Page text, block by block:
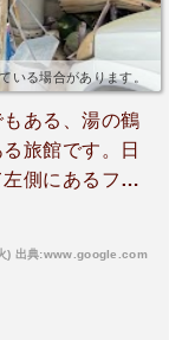
いる場合があります。
ある、湯の鶴
旅館です。​日
側にあるフロ
からかなり年
) 出典:www.google.com